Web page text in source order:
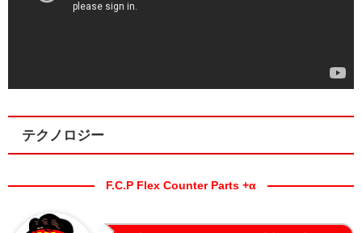
テクノロジー
F.C.P Flex Counter Parts +α